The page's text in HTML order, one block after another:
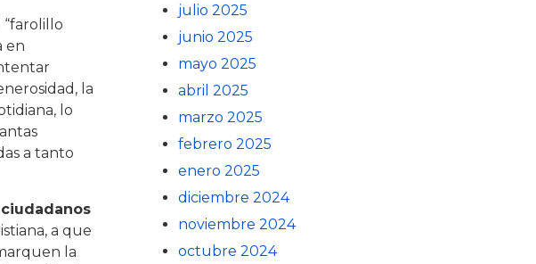
en
la
lo
a tanto
a que
la
julio 2025
junio 2025
mayo 2025
abril 2025
marzo 2025
febrero 2025
enero 2025
diciembre 2024
noviembre 2024
octubre 2024